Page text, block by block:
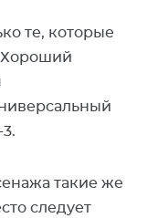
те, которые
Хороший
такие же
следует